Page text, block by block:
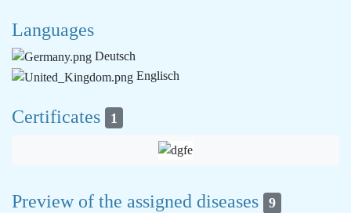
Languages
Deutsch
Englisch
Certificates 1
Preview of the assigned diseases 9